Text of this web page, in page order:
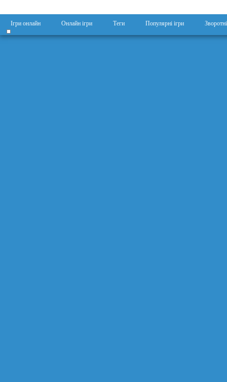
Ігри онлайн Онлайн ігри Теги Популярні ігри